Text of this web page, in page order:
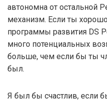
автономна от остальной
механизм. Если ты
программы развития DS
много потенциальных
больше, чем если бы ты
был.
Я был бы счастлив, если